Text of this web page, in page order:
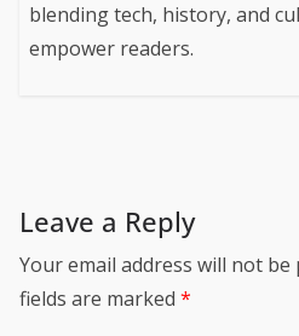
blending tech, history, and
empower readers.
Leave a Reply
Your email address will not be
fields are marked *